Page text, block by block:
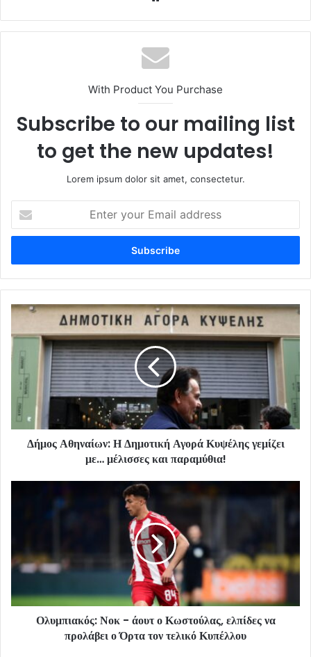
With Product You Purchase
Subscribe to our mailing list
to get the new updates!
Lorem ipsum dolor sit amet, consectetur.
your
Email
Δήμος Αθηναίων: Η Δημοτική Αγορά Κυψέλης γεμίζει
με… μέλισσες και παραμύθια!
Ολυμπιακός: Νοκ - άουτ ο Κωστούλας, ελπίδες να
προλάβει ο Όρτα τον τελικό Κυπέλλου